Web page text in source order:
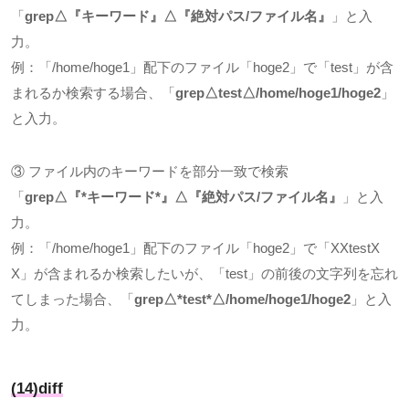
「 grep△ 『キーワード』 △ 『絶対パス/ファイル名』
」と入
力。
例：「 /home/hoge1 」配下のファイル「 hoge2 」で「 test 」が含
まれるか検索する場合、「 grep△test△/home/hoge1/hoge2 」
と入力。
③ ファイル内のキーワードを部分一致で検索
「 grep△ 『*キーワード*』 △ 『絶対パス/ファイル名』
」と入
力。
例：「 /home/hoge1 」配下のファイル「 hoge2 」で「 XXtestX
X 」が含まれるか検索したいが、「 test 」の前後の文字列を忘れ
てしまった場合、「 grep△*test*△/home/hoge1/hoge2 」と入
力。
(14)diff